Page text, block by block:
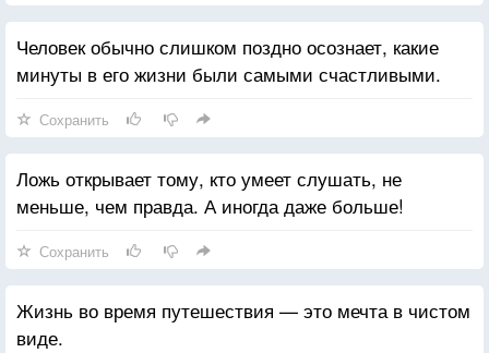
Человек обычно слишком поздно осознает, какие
минуты в его жизни были самыми счастливыми.
Сохранить
Ложь открывает тому, кто умеет слушать, не
меньше, чем правда. А иногда даже больше!
Сохранить
Жизнь во время путешествия — это мечта в чистом
виде.